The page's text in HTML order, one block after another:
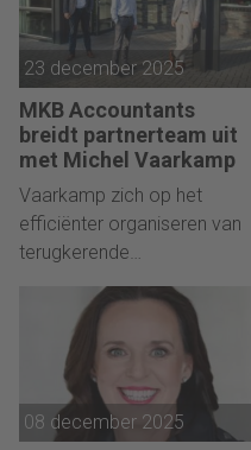
23 december 2025
MKB Accountants
breidt partnerteam uit
met Michel Vaarkamp
Vaarkamp zich op het
efficiënter organiseren van
terugkerende
werkzaamheden.
08 december 2025